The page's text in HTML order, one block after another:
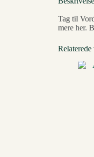
Tag til
mere her.
Relaterede